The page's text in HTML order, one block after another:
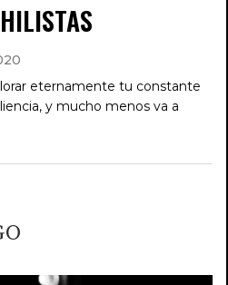
eternamente tu constante
y mucho menos va a